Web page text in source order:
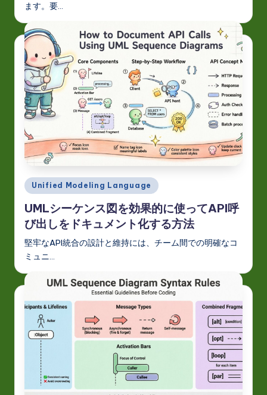
ます。要…
Posted
in
Unified Modeling Language
UMLシーケンス図を効果的に使ってAPI呼
び出しをドキュメント化する方法
堅牢なAPI統合の設計と維持には、チーム間での明確なコ
ミュニ…